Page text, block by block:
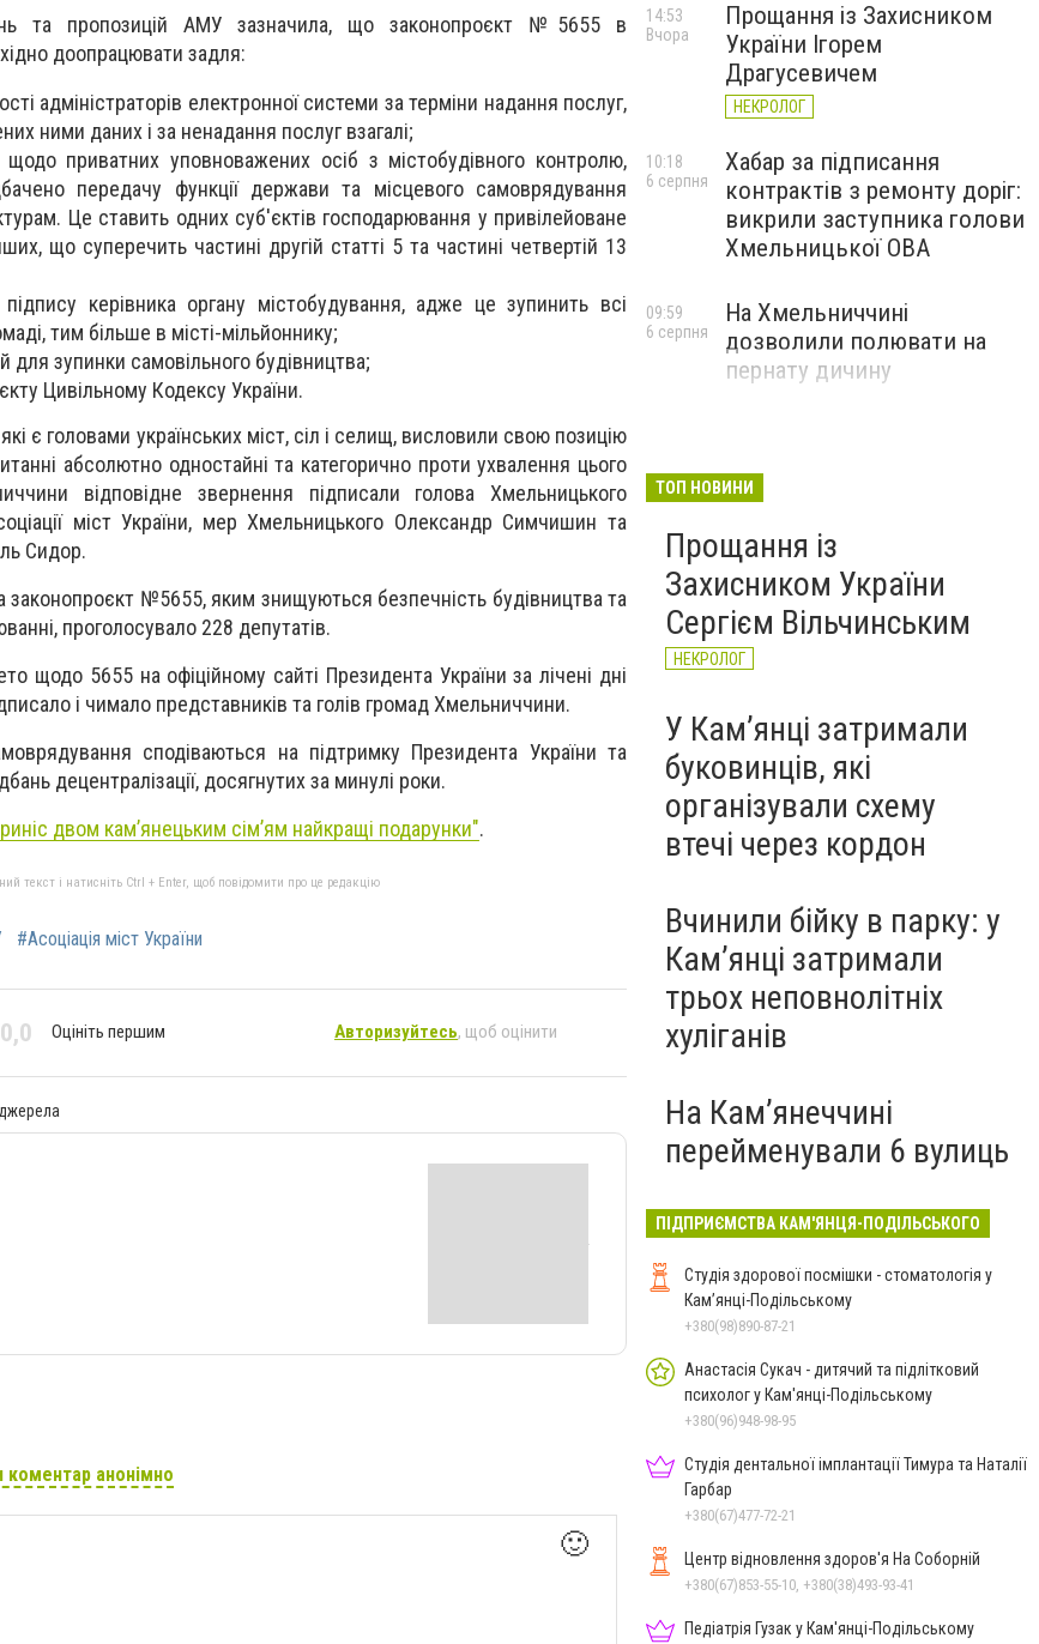
та пропозицій АМУ зазначила, що законопроєкт №5655 в
доопрацювати задля:
адміністраторів електронної системи за терміни надання послуг,
ними даних і за ненадання послуг взагалі;
приватних уповноважених осіб з містобудівного контролю,
передачу функції держави та місцевого самоврядування
Це ставить одних суб'єктів господарювання у привілейоване
що суперечить частині другій статті 5 та частині четвертій 13
підпису керівника органу містобудування, адже це зупинить всі
тим більше в місті-мільйоннику;
зупинки самовільного будівництва;
Цивільному Кодексу України.
є головами українських міст, сіл і селищ, висловили свою позицію
абсолютно одностайні та категорично проти ухвалення цього
відповідне звернення підписали голова Хмельницького
міст України, мер Хмельницького Олександр Симчишин та
Сидор.
законопроєкт №5655, яким знищуються безпечність будівництва та
проголосувало 228 депутатів.
щодо 5655 на офіційному сайті Президента України за лічені дні
і чимало представників та голів громад Хмельниччини.
сподіваються на підтримку Президента України та
децентралізації, досягнутих за минулі роки.
двом кам’янецьким сім’ям найкращі подарунки".
текст і натисніть Ctrl + Enter, щоб повідомити про це редакцію
#Асоціація міст України
0,0 Оцініть першим Авторизуйтесь, щоб оцінити
коментар анонімно
🙂
Прощання із Захисником
України Ігорем
Драгусевичем
НЕКРОЛОГ
14:53
Вчора
Хабар за підписання
контрактів з ремонту доріг:
викрили заступника голови
Хмельницької ОВА
10:18
6 серпня
На Хмельниччині
дозволили полювати на
пернату дичину
09:59
6 серпня
ТОП НОВИНИ
Прощання із
Захисником України
Сергієм Вільчинським
НЕКРОЛОГ
У Кам’янці затримали
буковинців, які
організували схему
втечі через кордон
Вчинили бійку в парку: у
Кам’янці затримали
трьох неповнолітніх
хуліганів
На Камʼянеччині
перейменували 6 вулиць
ПІДПРИЄМСТВА КАМ'ЯНЦЯ-ПОДІЛЬСЬКОГО
Студія здорової посмішки - стоматологія у
Кам’янці-Подільському
+380(98)890-87-21
Анастасія Сукач - дитячий та підлітковий
психолог у Кам'янці-Подільському
+380(96)948-98-95
Студія дентальної імплантації Тимура та Наталії
Гарбар
+380(67)477-72-21
Центр відновлення здоров'я На Соборній
+380(67)853-55-10, +380(38)493-93-41
Педіатрія Гузак у Кам'янці-Подільському